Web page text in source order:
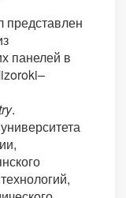
представлен
панелей в
.